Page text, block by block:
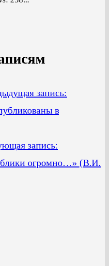
запись:
в
запись:
огромно…» (В.И.